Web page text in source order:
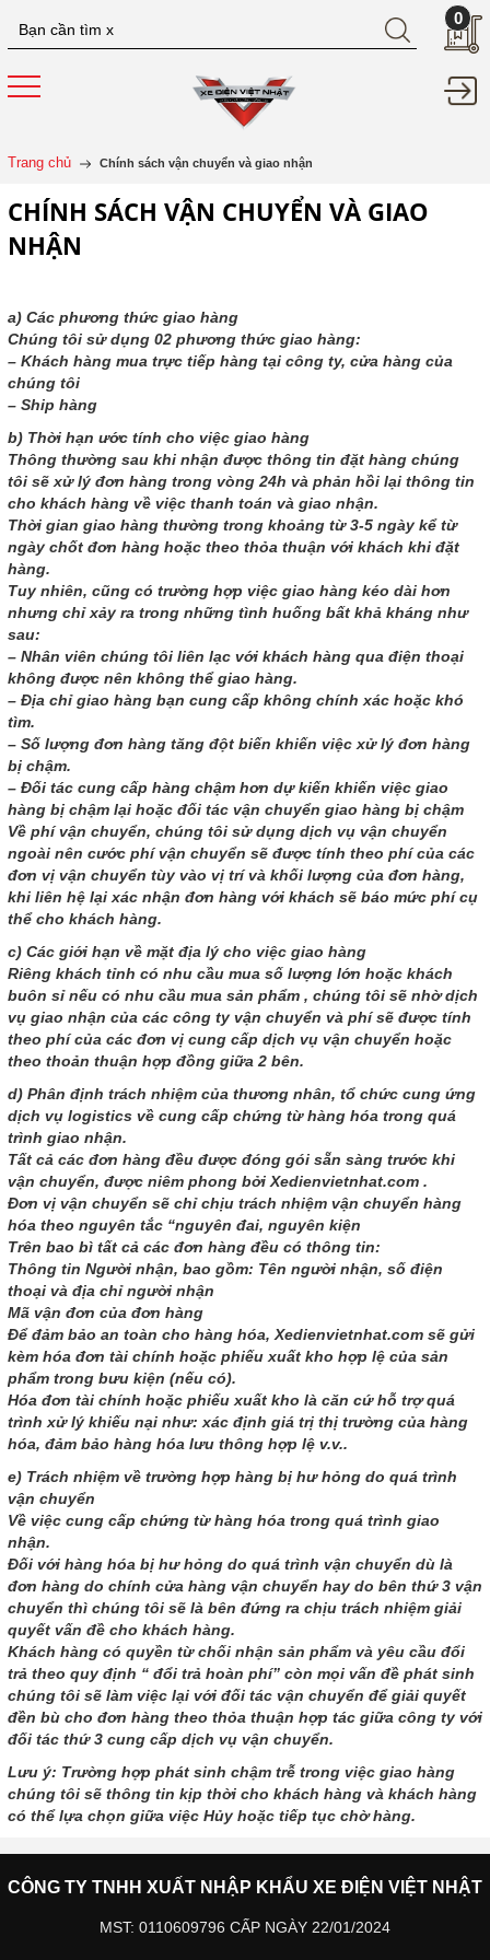
0
Trang chủ Chính sách vận chuyển và giao nhận
CHÍNH SÁCH VẬN CHUYỂN VÀ GIAO
NHẬN
a) Các phương thức giao hàng
Chúng tôi sử dụng 02 phương thức giao hàng:
– Khách hàng mua trực tiếp hàng tại công ty, cửa hàng của
chúng tôi
– Ship hàng
b) Thời hạn ước tính cho việc giao hàng
Thông thường sau khi nhận được thông tin đặt hàng chúng
tôi sẽ xử lý đơn hàng trong vòng 24h và phản hồi lại thông tin
cho khách hàng về việc thanh toán và giao nhận.
Thời gian giao hàng thường trong khoảng từ 3-5 ngày kể từ
ngày chốt đơn hàng hoặc theo thỏa thuận với khách khi đặt
hàng.
Tuy nhiên, cũng có trường hợp việc giao hàng kéo dài hơn
nhưng chỉ xảy ra trong những tình huống bất khả kháng như
sau:
– Nhân viên chúng tôi liên lạc với khách hàng qua điện thoại
không được nên không thể giao hàng.
– Địa chỉ giao hàng bạn cung cấp không chính xác hoặc khó
tìm.
– Số lượng đơn hàng tăng đột biến khiến việc xử lý đơn hàng
bị chậm.
– Đối tác cung cấp hàng chậm hơn dự kiến khiến việc giao
hàng bị chậm lại hoặc đối tác vận chuyển giao hàng bị chậm
Về phí vận chuyển, chúng tôi sử dụng dịch vụ vận chuyển
ngoài nên cước phí vận chuyển sẽ được tính theo phí của các
đơn vị vận chuyển tùy vào vị trí và khối lượng của đơn hàng,
khi liên hệ lại xác nhận đơn hàng với khách sẽ báo mức phí cụ
thể cho khách hàng.
c) Các giới hạn về mặt địa lý cho việc giao hàng
Riêng khách tỉnh có nhu cầu mua số lượng lớn hoặc khách
buôn sỉ nếu có nhu cầu mua sản phẩm , chúng tôi sẽ nhờ dịch
vụ giao nhận của các công ty vận chuyển và phí sẽ được tính
theo phí của các đơn vị cung cấp dịch vụ vận chuyển hoặc
theo thoản thuận hợp đồng giữa 2 bên.
d) Phân định trách nhiệm của thương nhân, tổ chức cung ứng
dịch vụ logistics về cung cấp chứng từ hàng hóa trong quá
trình giao nhận.
Tất cả các đơn hàng đều được đóng gói sẵn sàng trước khi
vận chuyển, được niêm phong bởi Xedienvietnhat.com .
Đơn vị vận chuyển sẽ chỉ chịu trách nhiệm vận chuyển hàng
hóa theo nguyên tắc “nguyên đai, nguyên kiện
Trên bao bì tất cả các đơn hàng đều có thông tin:
Thông tin Người nhận, bao gồm: Tên người nhận, số điện
thoại và địa chỉ người nhận
Mã vận đơn của đơn hàng
Để đảm bảo an toàn cho hàng hóa, Xedienvietnhat.com sẽ gửi
kèm hóa đơn tài chính hoặc phiếu xuất kho hợp lệ của sản
phẩm trong bưu kiện (nếu có).
Hóa đơn tài chính hoặc phiếu xuất kho là căn cứ hỗ trợ quá
trình xử lý khiếu nại như: xác định giá trị thị trường của hàng
hóa, đảm bảo hàng hóa lưu thông hợp lệ v.v..
e) Trách nhiệm về trường hợp hàng bị hư hỏng do quá trình
vận chuyển
Về việc cung cấp chứng từ hàng hóa trong quá trình giao
nhận.
Đối với hàng hóa bị hư hỏng do quá trình vận chuyển dù là
đơn hàng do chính cửa hàng vận chuyển hay do bên thứ 3 vận
chuyển thì chúng tôi sẽ là bên đứng ra chịu trách nhiệm giải
quyết vấn đề cho khách hàng.
Khách hàng có quyền từ chối nhận sản phẩm và yêu cầu đổi
trả theo quy định “ đổi trả hoàn phí” còn mọi vấn đề phát sinh
chúng tôi sẽ làm việc lại với đối tác vận chuyển để giải quyết
đền bù cho đơn hàng theo thỏa thuận hợp tác giữa công ty với
đối tác thứ 3 cung cấp dịch vụ vận chuyển.
Lưu ý: Trường hợp phát sinh chậm trễ trong việc giao hàng
chúng tôi sẽ thông tin kịp thời cho khách hàng và khách hàng
có thể lựa chọn giữa việc Hủy hoặc tiếp tục chờ hàng.
CÔNG TY TNHH XUẤT NHẬP KHẨU XE ĐIỆN VIỆT NHẬT
MST: 0110609796 CẤP NGÀY 22/01/2024